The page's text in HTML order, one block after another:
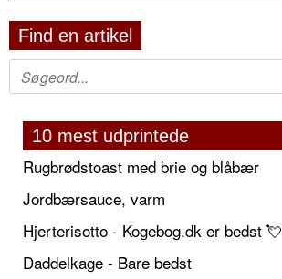
Find en artikel
10 mest udprintede
Rugbrødstoast med brie og blåbær
Jordbærsauce, varm
Hjerterisotto - Kogebog.dk er bedst 💘
Daddelkage - Bare bedst